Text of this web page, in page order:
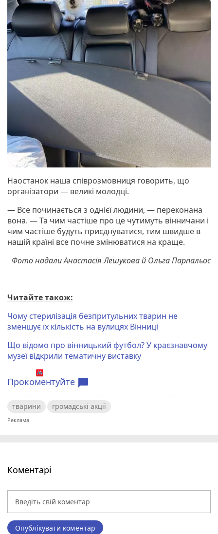
Наостанок наша співрозмовниця говорить, що
організатори — великі молодці.
— Все починається з однієї людини, — переконана
вона. — Та чим частіше про це чутимуть вінничани і
чим частіше будуть приєднуватися, тим швидше в
нашій країні все почне змінюватися на краще.
Фото надали Анастасія Лешукова й Ольга Парпальос
Читайте також:
Чому стерилізація безпритульних тварин не
зменшує їх кількість на вулицях Вінниці
Що відомо про вінницький футбол? У краєзнавчому
музеї відкрили тематичну виставку
Прокоментуйте chat_bubble
тварини громадські акції
Коментарі
Опублікувати коментар